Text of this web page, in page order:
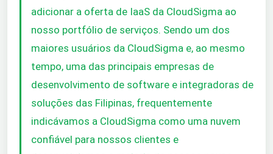
adicionar a oferta de IaaS da CloudSigma ao
nosso portfólio de serviços. Sendo um dos
maiores usuários da CloudSigma e, ao mesmo
tempo, uma das principais empresas de
desenvolvimento de software e integradoras de
soluções das Filipinas, frequentemente
indicávamos a CloudSigma como uma nuvem
confiável para nossos clientes e